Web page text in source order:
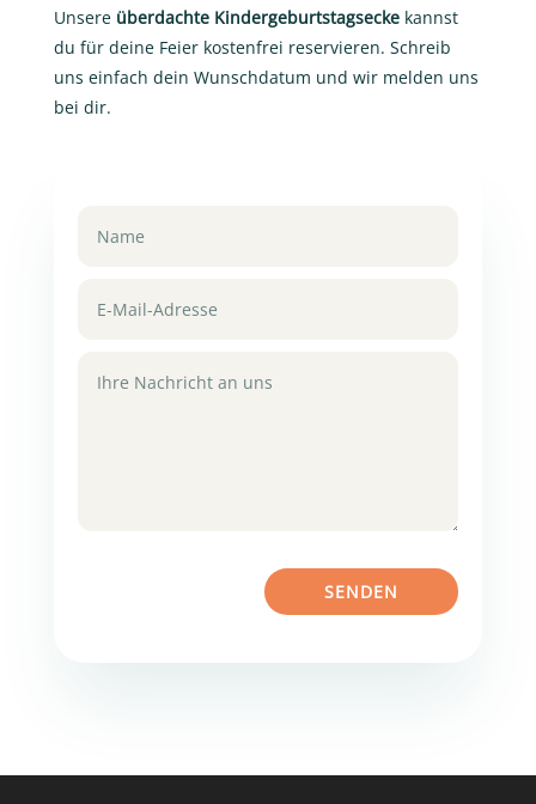
Unsere überdachte Kindergeburtstagseckekannst
du für deine Feier kostenfrei reservieren. Schreib
uns einfach dein Wunschdatum und wir melden uns
bei dir.
SENDEN